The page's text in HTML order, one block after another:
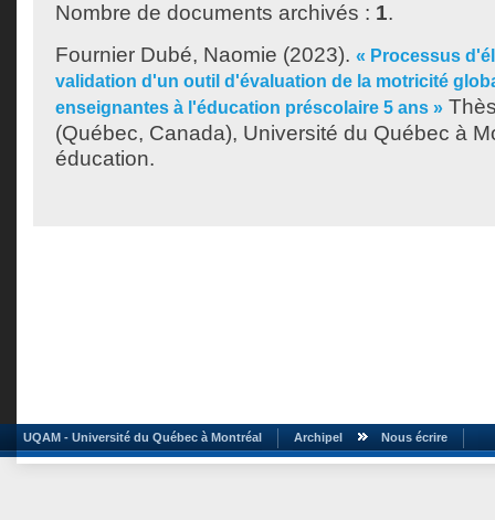
Nombre de documents archivés : 1.
Fournier Dubé, Naomie (2023). « Processus
validation d'un outil d'évaluation de la motricité
enseignantes à l'éducation préscolaire 5 ans »
(Québec, Canada), Université du Québec à
éducation.
UQAM - Université du Québec à Montréal Archipel Nous écrire